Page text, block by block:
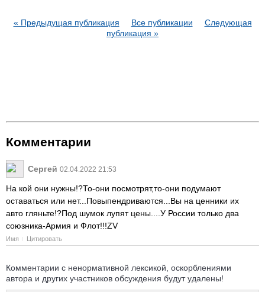
« Предыдущая публикация Все публикации
Следующая
публикация »
Комментарии
Сергей 02.04.2022 21:53
На кой они нужны!?То-они посмотрят,то-они подумают
оставаться или нет...Повыпендриваются...Вы на ценники их
авто гляньте!?Под шумок лупят цены....У России только два
союзника-Армия и Флот!!!ZV
Имя Цитировать
Комментарии с ненормативной лексикой, оскорблениями
автора и других участников обсуждения будут удалены!